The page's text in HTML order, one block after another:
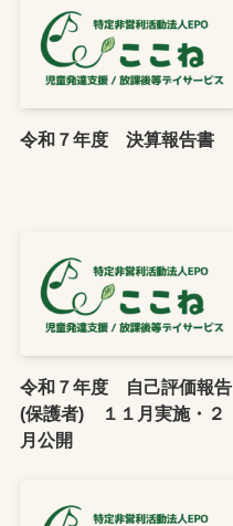
令和７年度 決算報告書
令和７年度 自己評価報告
(保護者) １１月実施・２
月公開